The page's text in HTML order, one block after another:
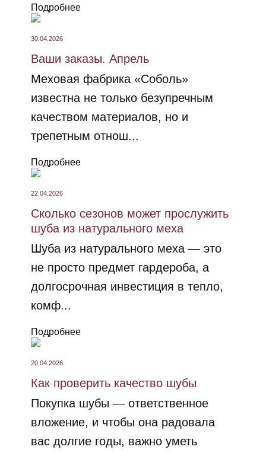
Подробнее
30.04.2026
Ваши заказы. Апрель
Меховая фабрика «Соболь»
известна не только безупречным
качеством материалов, но и
трепетным отнош...
Подробнее
22.04.2026
Сколько сезонов может прослужить
шуба из натурального меха
Шуба из натурального меха — это
не просто предмет гардероба, а
долгосрочная инвестиция в тепло,
комф...
Подробнее
20.04.2026
Как проверить качество шубы
Покупка шубы — ответственное
вложение, и чтобы она радовала
вас долгие годы, важно уметь